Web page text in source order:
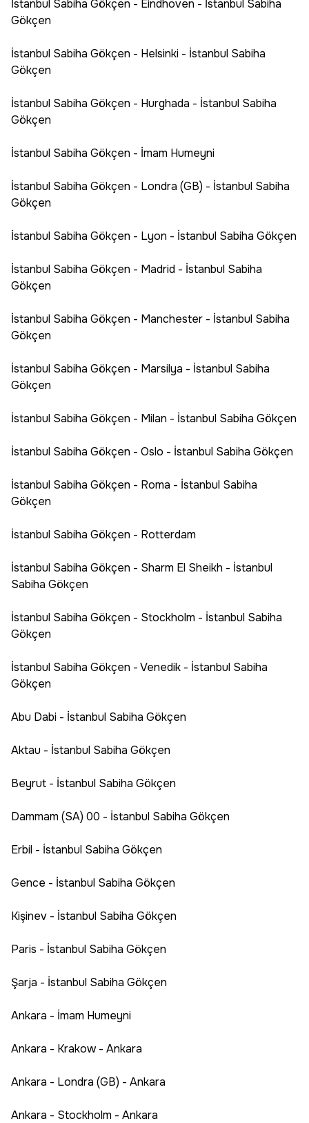
İstanbul Sabiha Gökçen - Eindhoven - İstanbul Sabiha
Gökçen
İstanbul Sabiha Gökçen - Helsinki - İstanbul Sabiha
Gökçen
İstanbul Sabiha Gökçen - Hurghada - İstanbul Sabiha
Gökçen
İstanbul Sabiha Gökçen - İmam Humeyni
İstanbul Sabiha Gökçen - Londra (GB) - İstanbul Sabiha
Gökçen
İstanbul Sabiha Gökçen - Lyon - İstanbul Sabiha Gökçen
İstanbul Sabiha Gökçen - Madrid - İstanbul Sabiha
Gökçen
İstanbul Sabiha Gökçen - Manchester - İstanbul Sabiha
Gökçen
İstanbul Sabiha Gökçen - Marsilya - İstanbul Sabiha
Gökçen
İstanbul Sabiha Gökçen - Milan - İstanbul Sabiha Gökçen
İstanbul Sabiha Gökçen - Oslo - İstanbul Sabiha Gökçen
İstanbul Sabiha Gökçen - Roma - İstanbul Sabiha
Gökçen
İstanbul Sabiha Gökçen - Rotterdam
İstanbul Sabiha Gökçen - Sharm El Sheikh - İstanbul
Sabiha Gökçen
İstanbul Sabiha Gökçen - Stockholm - İstanbul Sabiha
Gökçen
İstanbul Sabiha Gökçen - Venedik - İstanbul Sabiha
Gökçen
Abu Dabi - İstanbul Sabiha Gökçen
Aktau - İstanbul Sabiha Gökçen
Beyrut - İstanbul Sabiha Gökçen
Dammam (SA) 00 - İstanbul Sabiha Gökçen
Erbil - İstanbul Sabiha Gökçen
Gence - İstanbul Sabiha Gökçen
Kişinev - İstanbul Sabiha Gökçen
Paris - İstanbul Sabiha Gökçen
Şarja - İstanbul Sabiha Gökçen
Ankara - İmam Humeyni
Ankara - Krakow - Ankara
Ankara - Londra (GB) - Ankara
Ankara - Stockholm - Ankara